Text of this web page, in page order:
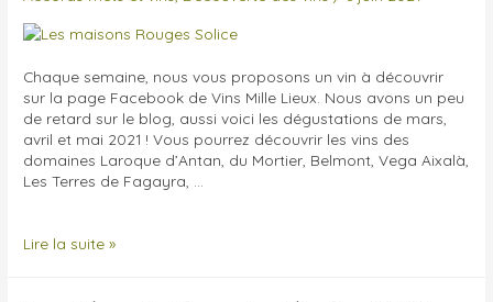
Chaque semaine, nous vous proposons un vin à découvrir
sur la page Facebook de Vins Mille Lieux. Nous avons un peu
de retard sur le blog, aussi voici les dégustations de mars,
avril et mai 2021 ! Vous pourrez découvrir les vins des
domaines Laroque d’Antan, du Mortier, Belmont, Vega Aixalà,
Les Terres de Fagayra, …
Les
Lire la suite »